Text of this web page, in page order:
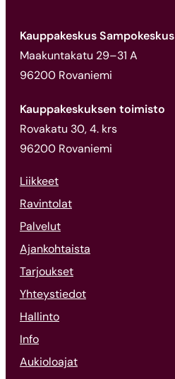
Kauppakeskus Sampokeskus
Maakuntakatu 29–31 A
96200 Rovaniemi
Kauppakeskuksen toimisto
Rovakatu 30, 4. krs
96200 Rovaniemi
Liikkeet
Ravintolat
Palvelut
Ajankohtaista
Tarjoukset
Yhteystiedot
Hallinto
Info
Aukioloajat